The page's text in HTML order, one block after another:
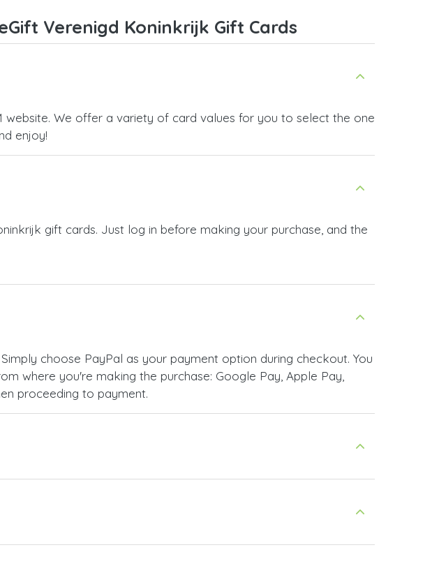
Verenigd Koninkrijk Gift Cards
We offer a variety of card values for you to select the one
enjoy!
gift cards. Just log in before making your purchase, and the
choose PayPal as your payment option during checkout. You
where you're making the purchase: Google Pay, Apple Pay,
proceeding to payment.